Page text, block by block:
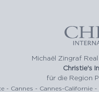
Michaël Zingraf
Christie's
für die Region
- Cannes - Cannes-Californie